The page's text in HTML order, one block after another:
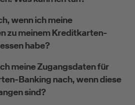
wenn ich meine
zu meinem Kreditkarten-
habe?
meine Zugangsdaten für
Banking nach, wenn diese
sind?
(inkl. GbR),